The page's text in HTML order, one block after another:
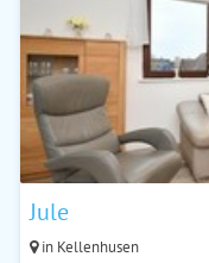
Jule
in Kellenhusen